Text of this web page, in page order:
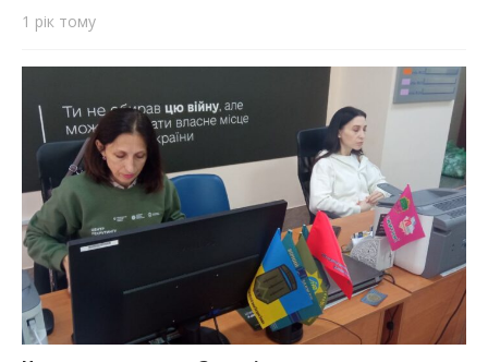
1 рік тому